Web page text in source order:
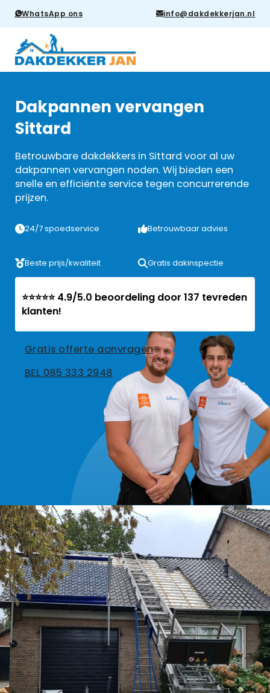
WhatsApp ons info@dakdekkerjan.nl
Dakpannen vervangen
Sittard
Betrouwbare dakdekkers in Sittard voor al uw
dakpannen vervangen noden. Wij bieden een
snelle en efficiënte service tegen concurrerende
prijzen.
24/7 spoedservice Betrouwbaar advies
Beste prijs/kwaliteit Gratis dakinspectie
⭐⭐⭐⭐⭐ 4.9/5.0 beoordeling door 137 tevreden
klanten!
Gratis offerte aanvragen
BEL 085 333 2948